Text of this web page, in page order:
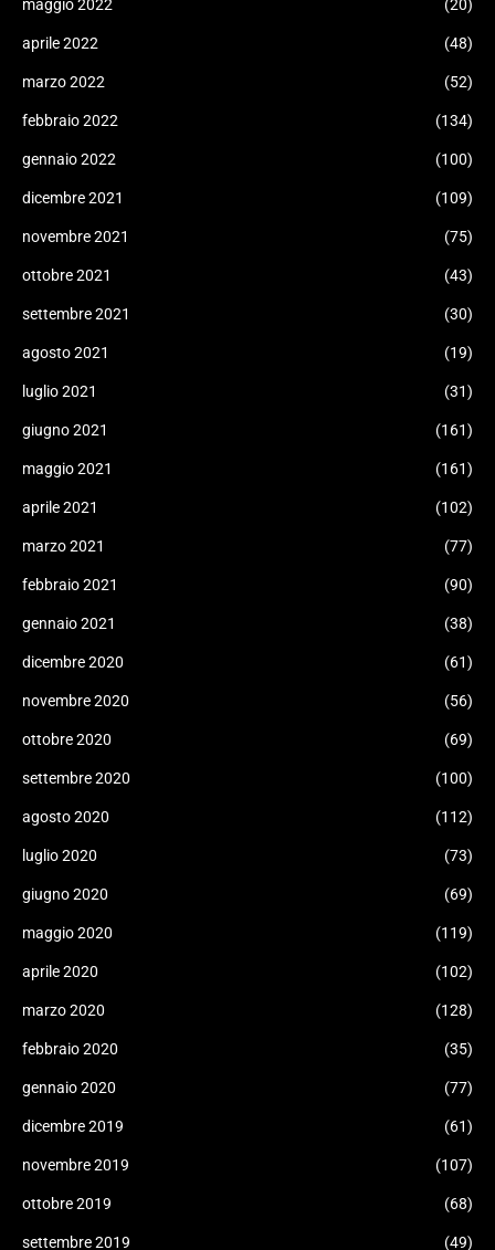
maggio 2022 (20)
aprile 2022 (48)
marzo 2022 (52)
febbraio 2022 (134)
gennaio 2022 (100)
dicembre 2021 (109)
novembre 2021 (75)
ottobre 2021 (43)
settembre 2021 (30)
agosto 2021 (19)
luglio 2021 (31)
giugno 2021 (161)
maggio 2021 (161)
aprile 2021 (102)
marzo 2021 (77)
febbraio 2021 (90)
gennaio 2021 (38)
dicembre 2020 (61)
novembre 2020 (56)
ottobre 2020 (69)
settembre 2020 (100)
agosto 2020 (112)
luglio 2020 (73)
giugno 2020 (69)
maggio 2020 (119)
aprile 2020 (102)
marzo 2020 (128)
febbraio 2020 (35)
gennaio 2020 (77)
dicembre 2019 (61)
novembre 2019 (107)
ottobre 2019 (68)
settembre 2019 (49)